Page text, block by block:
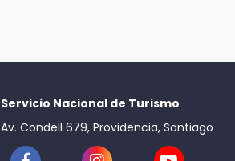
Servicio Nacional de Turismo
Av. Condell 679, Providencia, Santiago